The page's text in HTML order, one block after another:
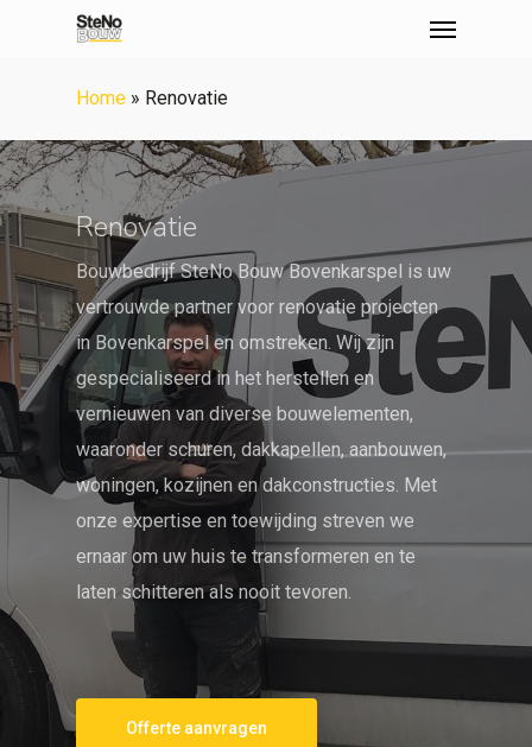
Home » Renovatie
Renovatie
Bouwbedrijf SteNo Bouw Bovenkarspel is uw
vertrouwde partner voor renovatie projecten
in Bovenkarspel en omstreken. Wij zijn
gespecialiseerd in het herstellen en
vernieuwen van diverse bouwelementen,
waaronder schuren, dakkapellen, aanbouwen,
woningen, kozijnen en dakconstructies. Met
onze expertise en toewijding streven we
ernaar om uw huis te transformeren en te
laten schitteren als nooit tevoren.
Offerte aanvragen